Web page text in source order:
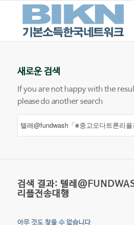
새로운 검색
If you are not happy with the
please do another search
검색 결과: 텔레
리플전송대행
아무 것도 찾을 수 없습니다